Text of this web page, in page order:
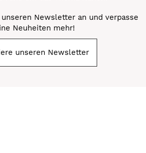
Newsletter an und verpasse
Neuheiten mehr!
unseren Newsletter